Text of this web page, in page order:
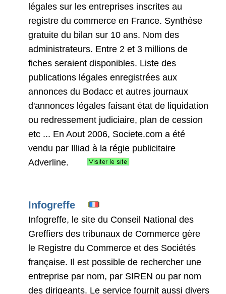
légales sur les entreprises inscrites au
registre du commerce en France. Synthèse
gratuite du bilan sur 10 ans. Nom des
administrateurs. Entre 2 et 3 millions de
fiches seraient disponibles. Liste des
publications légales enregistrées aux
annonces du Bodacc et autres journaux
d'annonces légales faisant état de liquidation
ou redressement judiciaire, plan de cession
etc ... En Aout 2006, Societe.com a été
vendu par Illiad à la régie publicitaire
Adverline.
Infogreffe
Infogreffe, le site du Conseil National des
Greffiers des tribunaux de Commerce gère
le Registre du Commerce et des Sociétés
française. Il est possible de rechercher une
entreprise par nom, par SIREN ou par nom
des dirigeants. Le service fournit aussi divers